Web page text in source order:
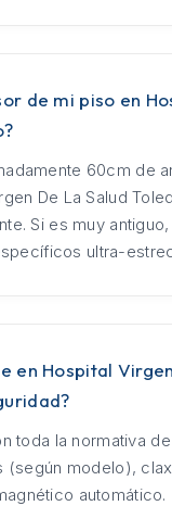
de mi piso en
60cm de
De La Salud
Si es muy
ultra-
en Hospital
toda la normativa
(según modelo),
automático.